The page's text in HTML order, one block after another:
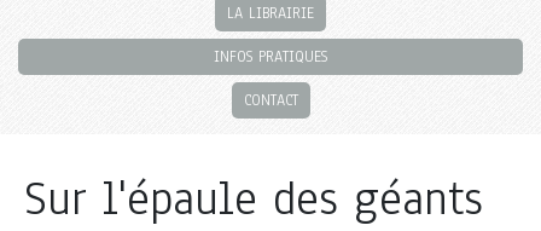
LA LIBRAIRIE
INFOS PRATIQUES
CONTACT
Sur l'épaule des géants